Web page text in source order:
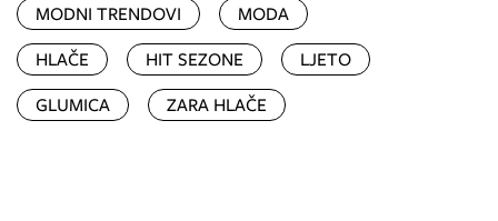
MODNI TRENDOVI
MODA
HLAČE
HIT SEZONE
LJETO
GLUMICA
ZARA HLAČE